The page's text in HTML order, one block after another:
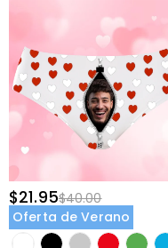
$21.95$40.00
Oferta de Verano